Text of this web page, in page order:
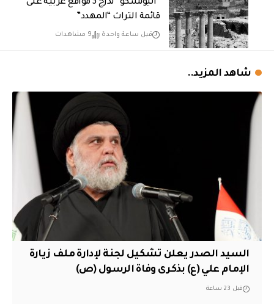
“اليونسكو” تدرج 3 مواقع عربية على
قائمة التراث “المهدد”
قبل ساعة واحدة 9 مشاهدات
شاهد المزيد..
السيد الصدر يعلن تشكيل لجنة لإدارة ملف زيارة
الإمام علي (ع) بذكرى وفاة الرسول (ص)
قبل 23 ساعة